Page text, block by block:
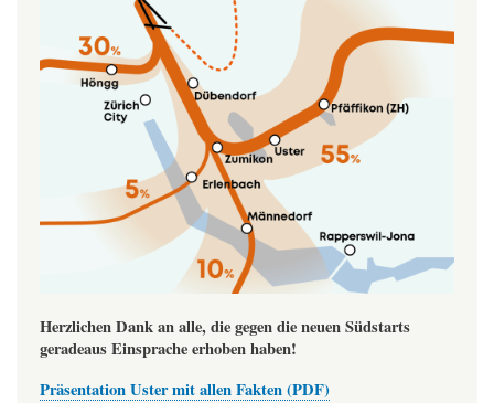
Herzlichen Dank an alle, die gegen die neuen Südstarts
geradeaus Einsprache erhoben haben!
Präsentation Uster mit allen Fakten (PDF)